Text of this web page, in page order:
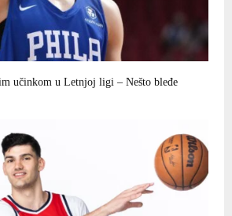
učinkom u Letnjoj ligi – Nešto bleđe